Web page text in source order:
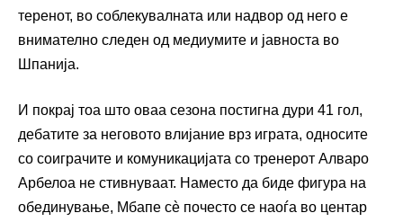
теренот, во соблекувалната или надвор од него е
внимателно следен од медиумите и јавноста во
Шпанија.
И покрај тоа што оваа сезона постигна дури 41 гол,
дебатите за неговото влијание врз играта, односите
со соиграчите и комуникацијата со тренерот Алваро
Арбелоа не стивнуваат. Наместо да биде фигура на
обединување, Мбапе сè почесто се наоѓа во центар